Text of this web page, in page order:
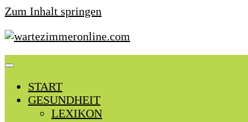
Zum Inhalt springen
START
GESUNDHEIT
LEXIKON